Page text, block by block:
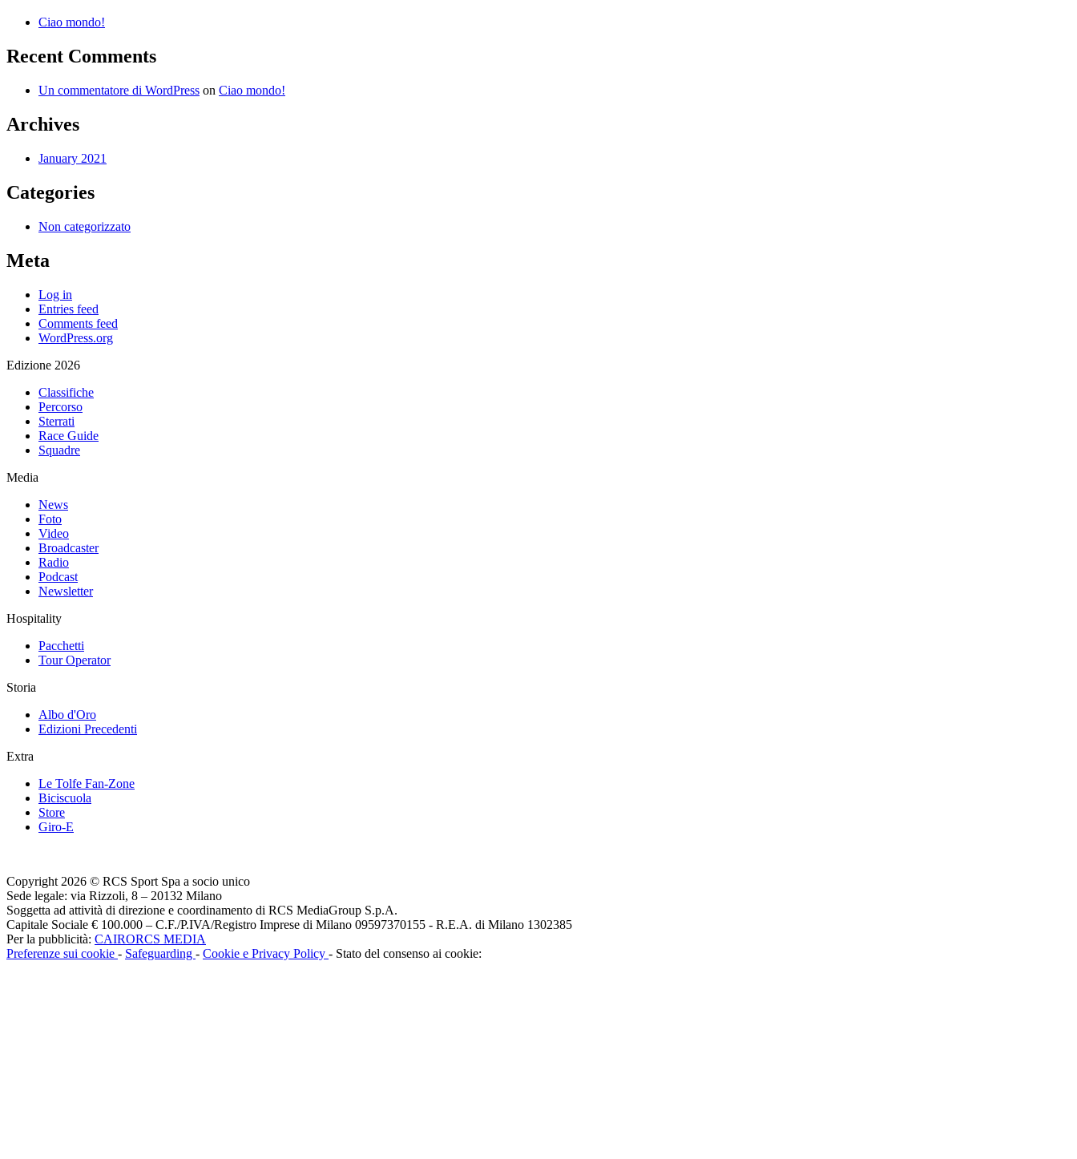
Ciao mondo!
Recent Comments
Un commentatore di WordPress on Ciao mondo!
Archives
January 2021
Categories
Non categorizzato
Meta
Log in
Entries feed
Comments feed
WordPress.org
Edizione 2026
Classifiche
Percorso
Sterrati
Race Guide
Squadre
Media
News
Foto
Video
Broadcaster
Radio
Podcast
Newsletter
Hospitality
Pacchetti
Tour Operator
Storia
Albo d'Oro
Edizioni Precedenti
Extra
Le Tolfe Fan-Zone
Biciscuola
Store
Giro-E
Copyright 2026 © RCS Sport Spa a socio unico
Sede legale: via Rizzoli, 8 – 20132 Milano
Soggetta ad attività di direzione e coordinamento di RCS MediaGroup S.p.A.
Capitale Sociale € 100.000 – C.F./P.IVA/Registro Imprese di Milano 09597370155 - R.E.A. di Milano 1302385
Per la pubblicità: CAIRORCS MEDIA
Preferenze sui cookie - Safeguarding - Cookie e Privacy Policy - Stato del consenso ai cookie: